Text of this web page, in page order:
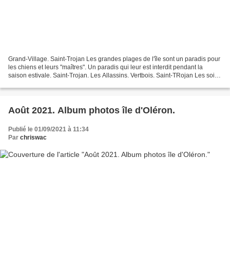
Grand-Village. Saint-Trojan Les grandes plages de l'île sont un paradis pour
les chiens et leurs "maîtres". Un paradis qui leur est interdit pendant la
saison estivale. Saint-Trojan. Les Allassins. Vertbois. Saint-TRojan Les soirs
Août 2021. Album photos île d'Oléron.
Publié le 01/09/2021 à 11:34
Par chriswac